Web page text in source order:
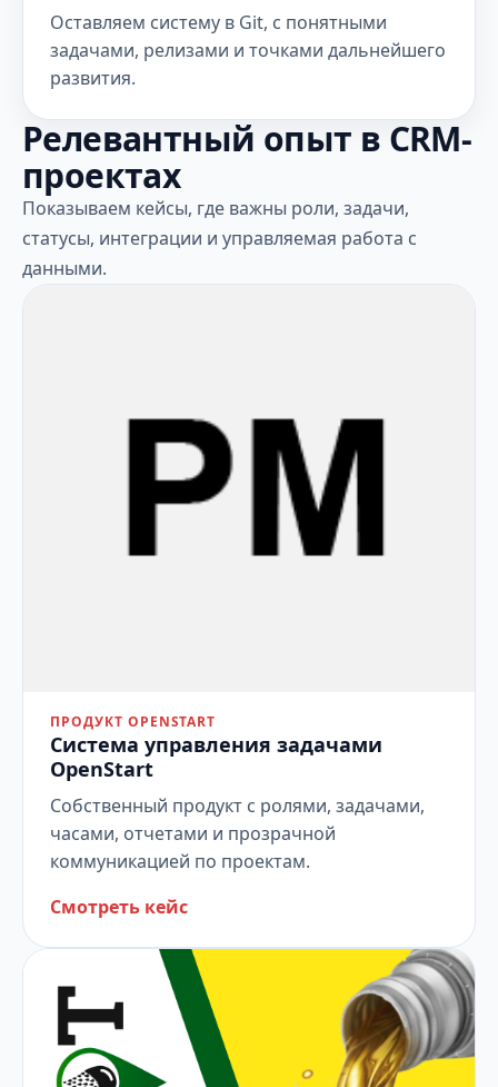
Оставляем систему в Git, с понятными
задачами, релизами и точками дальнейшего
развития.
Релевантный опыт в CRM-
проектах
Показываем кейсы, где важны роли, задачи,
статусы, интеграции и управляемая работа с
данными.
ПРОДУКТ OPENSTART
Система управления задачами
OpenStart
Собственный продукт с ролями, задачами,
часами, отчетами и прозрачной
коммуникацией по проектам.
Смотреть кейс